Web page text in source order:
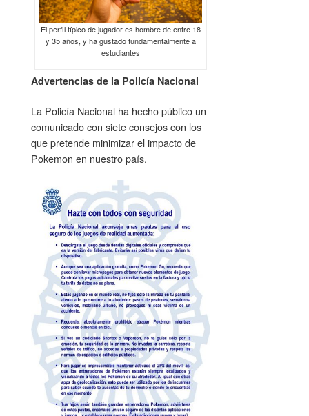
El perfil típico de jugador es hombre de entre 18
y 35 años, y ha gustado fundamentalmente a
estudiantes
Advertencias de la Policía Nacional
La Policía Nacional ha hecho público un
comunicado con siete consejos con los
que pretende minimizar el impacto de
Pokemon en nuestro país.